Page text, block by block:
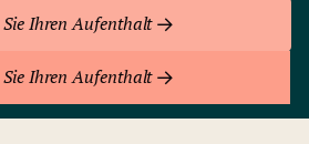
Ihren Aufenthalt
Ihren Aufenthalt